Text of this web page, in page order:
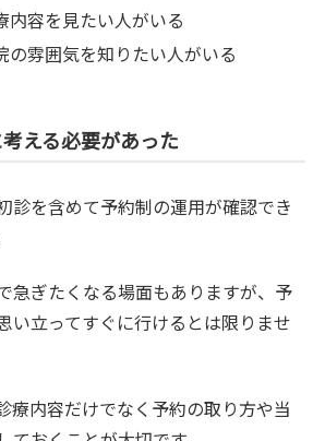
内容を見たい人がいる
の雰囲気を知りたい人がいる
える必要があった
診を含めて予約制の運用が確認でき
急ぎたくなる場面もありますが、予
い立ってすぐに行けるとは限りませ
療内容だけでなく予約の取り方や当